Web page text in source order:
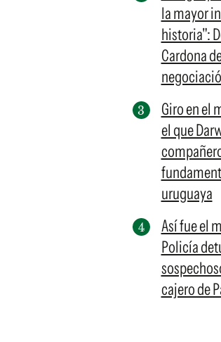
la mayor
historia":
Cardona
Giro en el
el que
uruguaya
Así fue el
Policía
cajero de